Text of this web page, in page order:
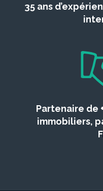
35 ans
Partenaire de
immobiliers,